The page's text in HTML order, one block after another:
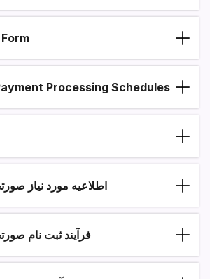
Processing Schedules
اطلاعیه مورد نیاز
فرآیند ثبت نام